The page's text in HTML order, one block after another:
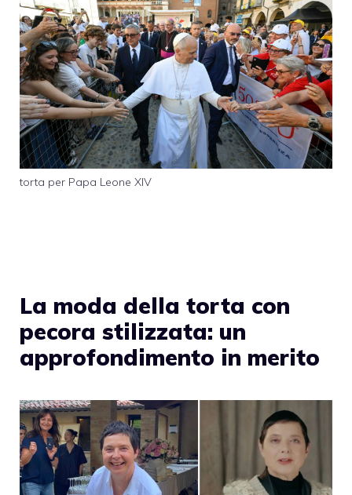
torta per Papa Leone XIV
La moda della torta con
pecora stilizzata: un
approfondimento in merito